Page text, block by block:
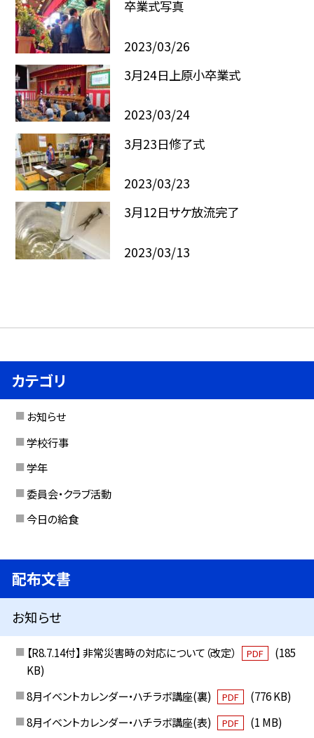
卒業式写真
2023/03/26
3月24日上原小卒業式
2023/03/24
3月23日修了式
2023/03/23
3月12日サケ放流完了
2023/03/13
カテゴリ
お知らせ
学校行事
学年
委員会・クラブ活動
今日の給食
配布文書
お知らせ
【R8.7.14付】 非常災害時の対応について（改定） PDF
(185
KB)
8月イベントカレンダー・ハチラボ講座(裏)
PDF
(776 KB)
8月イベントカレンダー・ハチラボ講座(表)
PDF
(1 MB)